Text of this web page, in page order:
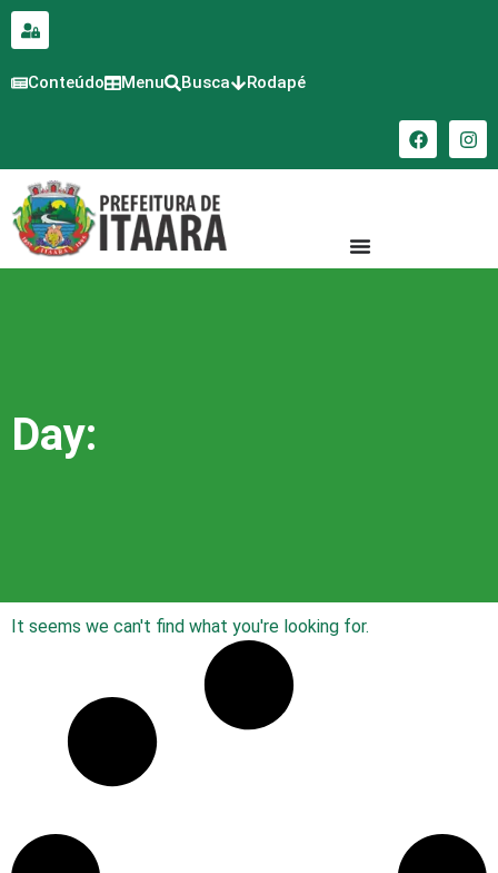
conteúdo
Conteúdo Menu Busca Rodapé
Day:
It seems we can't find what you're looking for.